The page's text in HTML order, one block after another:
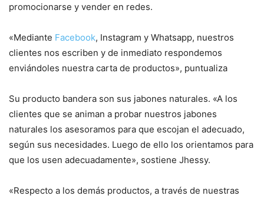
promocionarse y vender en redes.
«Mediante Facebook, Instagram y Whatsapp, nuestros
clientes nos escriben y de inmediato respondemos
enviándoles nuestra carta de productos», puntualiza
Su producto bandera son sus jabones naturales. «A los
clientes que se animan a probar nuestros jabones
naturales los asesoramos para que escojan el adecuado,
según sus necesidades. Luego de ello los orientamos para
que los usen adecuadamente», sostiene Jhessy.
«Respecto a los demás productos, a través de nuestras